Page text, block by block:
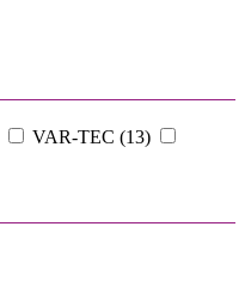
VAR-TEC (13)